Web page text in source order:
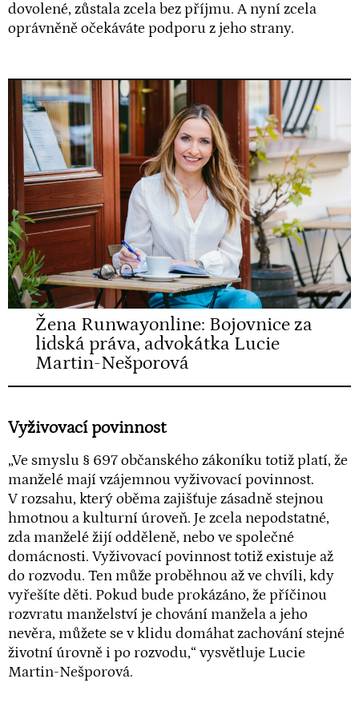
dovolené, zůstala zcela bez příjmu. A nyní zcela
oprávněně očekáváte podporu z jeho strany.
Žena Runwayonline: Bojovnice za
lidská práva, advokátka Lucie
Martin-Nešporová
Vyživovací povinnost
„Ve smyslu § 697 občanského zákoníku totiž platí, že
manželé mají vzájemnou vyživovací povinnost.
V rozsahu, který oběma zajišťuje zásadně stejnou
hmotnou a kulturní úroveň. Je zcela nepodstatné,
zda manželé žijí odděleně, nebo ve společné
domácnosti. Vyživovací povinnost totiž existuje až
do rozvodu. Ten může proběhnou až ve chvíli, kdy
vyřešíte děti. Pokud bude prokázáno, že příčinou
rozvratu manželství je chování manžela a jeho
nevěra, můžete se v klidu domáhat zachování stejné
životní úrovně i po rozvodu,“ vysvětluje Lucie
Martin-Nešporová.